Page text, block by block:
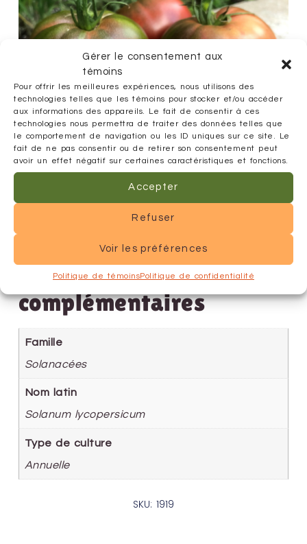
Gérer le consentement aux
témoins
Pour offrir les meilleures expériences, nous utilisons des
technologies telles que les témoins pour stocker et/ou accéder
aux informations des appareils. Le fait de consentir à ces
technologies nous permettra de traiter des données telles que
le comportement de navigation ou les ID uniques sur ce site. Le
fait de ne pas consentir ou de retirer son consentement peut
avoir un effet négatif sur certaines caractéristiques et fonctions.
Accepter
Refuser
Voir les préférences
Politique de témoinsPolitique de confidentialité
Informations
complémentaires
Famille
Solanacées
Nom latin
Solanum lycopersicum
Type de culture
Annuelle
SKU: 1919